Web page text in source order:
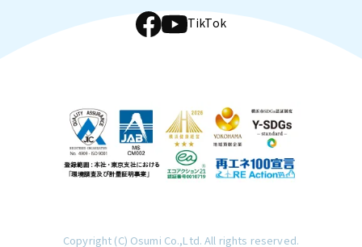
TikTok
Copyright (C) Osumi Co.,Ltd. All rights reserved.